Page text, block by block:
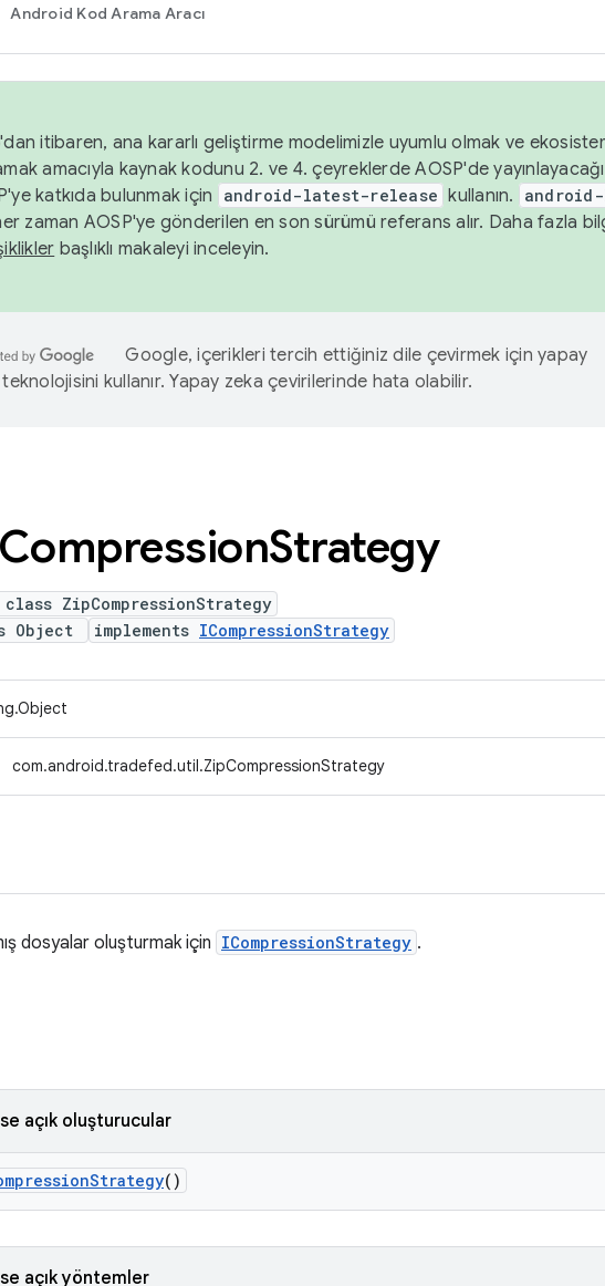
Android Kod Arama Aracı
itibaren, ana kararlı geliştirme modelimizle uyumlu olmak ve
amacıyla kaynak kodunu 2. ve 4. çeyreklerde AOSP'de
katkıda bulunmak için
android-latest-release kullanın.
zaman AOSP'ye gönderilen en son sürümü referans alır. Daha fazla
başlıklı makaleyi inceleyin.
Google, içerikleri tercih ettiğiniz dile çevirmek için yapay
kullanır. Yapay zeka çevirilerinde hata olabilir.
CompressionStrategy
ZipCompressionStrategy
Object
implements ICompressionStrategy
com.android.tradefed.util.ZipCompressionStrategy
dosyalar oluşturmak için ICompressionStrategy .
açık oluşturucular
Strategy()
açık yöntemler